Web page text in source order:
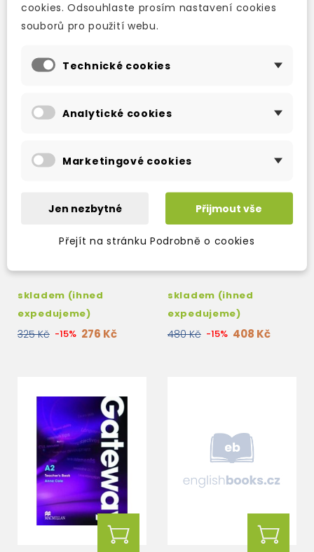
325 Kč -15% 276 Kč 880 Kč -15% 748 Kč
GATEWAY B1 PLUS
skladem (ihned
expedujeme)
325 Kč -15% 276 Kč
GATEWAY B1 PLUS
skladem (ihned
expedujeme)
480 Kč -15% 408 Kč
cookies. Odsouhlaste prosím nastavení cookies
souborů pro použití webu.
Technické cookies
Analytické cookies
Marketingové cookies
Jen nezbytné Přijmout vše
Přejít na stránku Podrobně o cookies